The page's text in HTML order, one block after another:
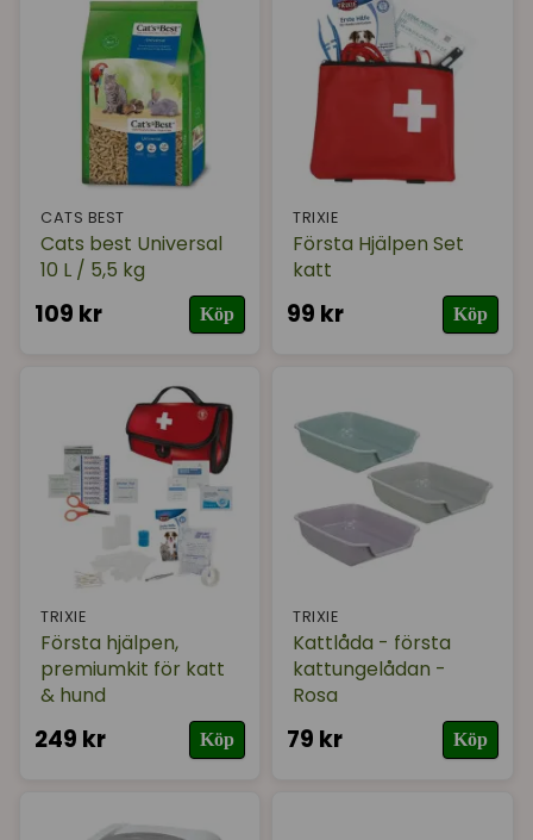
CATS BEST
Cats best Universal
10 L / 5,5 kg
109 kr Köp
TRIXIE
Första Hjälpen Set
katt
99 kr Köp
TRIXIE
Första hjälpen,
premiumkit för katt
& hund
249 kr Köp
TRIXIE
Kattlåda - första
kattungelådan -
Rosa
79 kr Köp